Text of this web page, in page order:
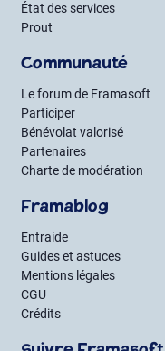
État des services
Prout
Communauté
Le forum de Framasoft
Participer
Bénévolat valorisé
Partenaires
Charte de modération
Framablog
Entraide
Guides et astuces
Mentions légales
CGU
Crédits